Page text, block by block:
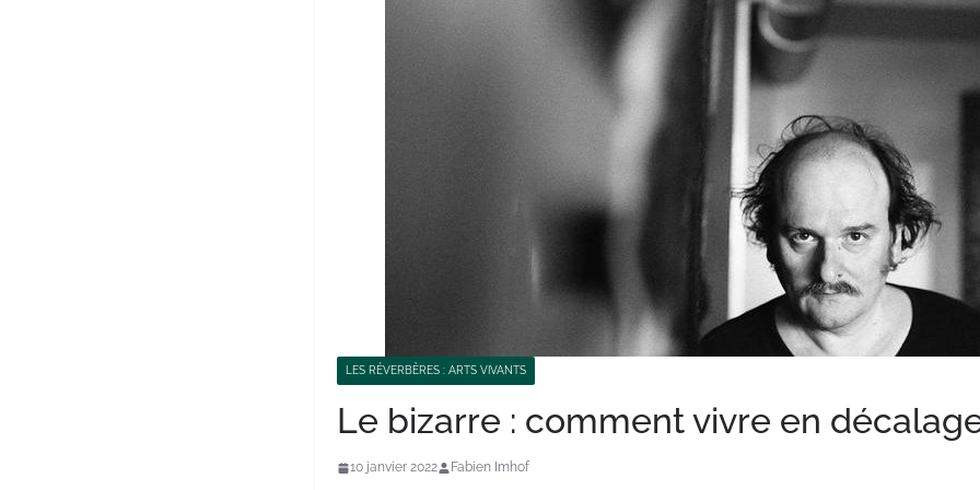
LES RÉVERBÈRES : ARTS VIVANTS
Le bizarre : comment vivre en
10 janvier 2022 Fabien Imhof